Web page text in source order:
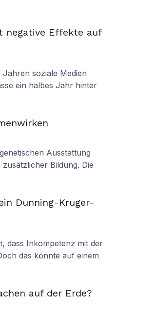
negative Effekte auf
soziale Medien
ein halbes Jahr hinter
Ausstattung
Bildung. Die
Dunning-Kruger-
dass Inkompetenz mit der
das könnte auf einem
auf der Erde?